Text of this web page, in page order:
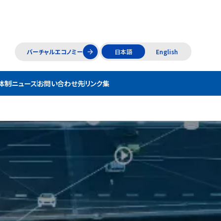
バーチャルエコノミー arrow_forward 日本語 English
制ニュースお問い合わせ先リンク集